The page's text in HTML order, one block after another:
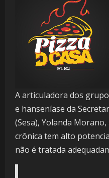
A articuladora dos
e hanseníase da
(Sesa), Yolanda
crônica tem alto
não é tratada